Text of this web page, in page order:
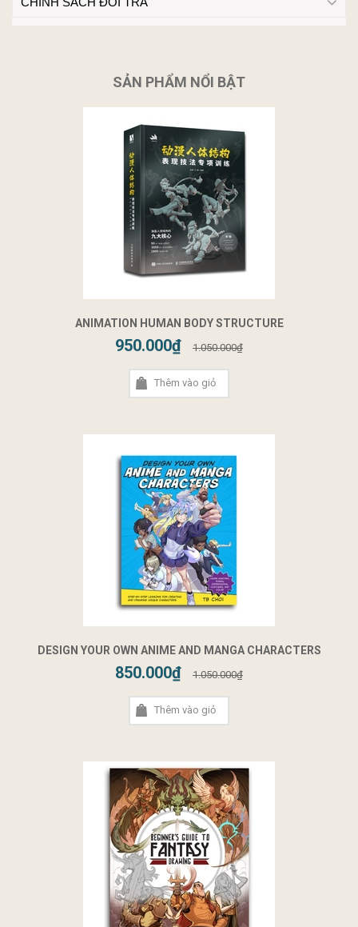
SẢN PHẨM NỔI BẬT
ANIMATION HUMAN BODY STRUCTURE
950.000₫ 1.050.000₫
Thêm vào giỏ
DESIGN YOUR OWN ANIME AND MANGA CHARACTERS
850.000₫ 1.050.000₫
Thêm vào giỏ